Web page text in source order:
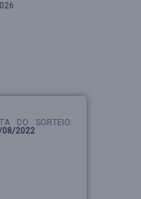
DO SORTEIO:
08/2022